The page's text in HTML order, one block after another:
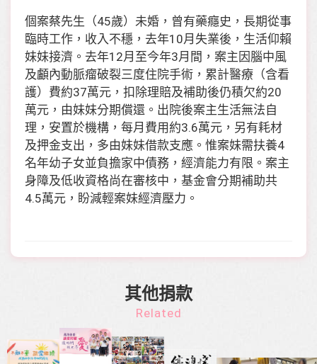
個案蔡先生（45歲）未婚，曾有藥癮史，長期從事
臨時工作，收入不穩，去年10月失業後，生活仰賴
妹妹接濟。去年12月至今年3月間，案主因腦中風
及顱內動脈瘤破裂三度住院手術，累計醫療（含看
護）費約37萬元，扣除理賠及補助後仍積欠約20
萬元，由妹妹分期償還。出院後案主生活無法自
理，安置於機構，每月費用約3.6萬元，另有耗材
及押金支出，多由妹妹借款支應。惟案妹需扶養4
名年幼子女並負擔家中債務，經濟能力有限。案主
身障及低收資格尚在審核中，基金會分期補助共
4.5萬元，盼減輕案妹經濟壓力。
其他捐款
Related